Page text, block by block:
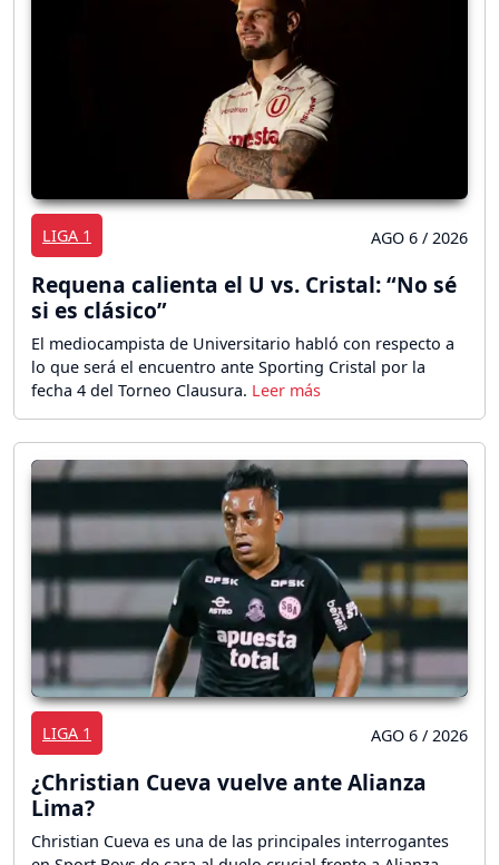
LIGA 1 AGO 6 / 2026
Requena calienta el U vs. Cristal: “No sé
si es clásico”
El mediocampista de Universitario habló con respecto a
lo que será el encuentro ante Sporting Cristal por la
fecha 4 del Torneo Clausura.
LIGA 1 AGO 6 / 2026
¿Christian Cueva vuelve ante Alianza
Lima?
Christian Cueva es una de las principales interrogantes